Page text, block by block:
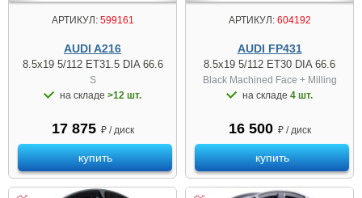
АРТИКУЛ:599161
AUDI A216
8.5x19 5/112 ET31.5 DIA 66.6
S
на складе >12 шт.
17 875 ₽ / диск
купить
АРТИКУЛ:604192
AUDI FP431
8.5x19 5/112 ET30 DIA 66.6
Black Machined Face + Milling
на складе 4 шт.
16 500 ₽ / диск
купить